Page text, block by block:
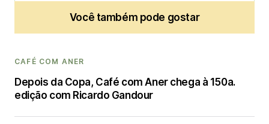
Você também pode gostar
CAFÉ COM ANER
Depois da Copa, Café com Aner chega à 150a.
edição com Ricardo Gandour